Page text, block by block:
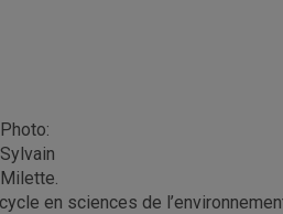
Photo:
Sylvain
Milette.
en sciences de